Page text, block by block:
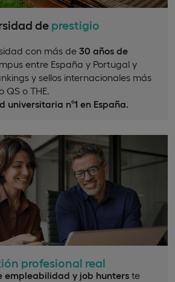
de prestigio
con más de 30 años de
entre España y Portugal y
y sellos internacionales más
QS o THE.
universitaria nº1 en España.
profesional real
empleabilidad y job hunters te